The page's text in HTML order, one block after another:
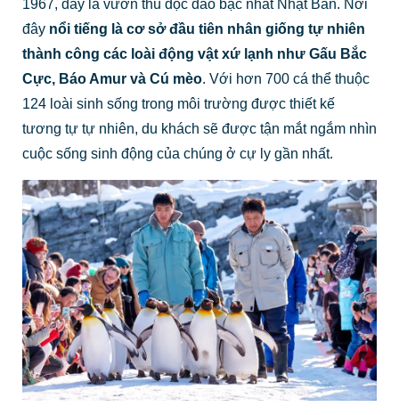
1967, đây là vườn thú độc đáo bậc nhất Nhật Bản. Nơi
đây nổi tiếng là cơ sở đầu tiên nhân giống tự nhiên
thành công các loài động vật xứ lạnh như Gấu Bắc
Cực, Báo Amur và Cú mèo. Với hơn 700 cá thể thuộc
124 loài sinh sống trong môi trường được thiết kế
tương tự tự nhiên, du khách sẽ được tận mắt ngắm nhìn
cuộc sống sinh động của chúng ở cự ly gần nhất.